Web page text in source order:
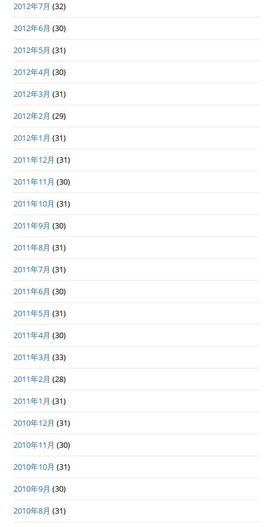
2012年7月 (32)
2012年6月 (30)
2012年5月 (31)
2012年4月 (30)
2012年3月 (31)
2012年2月 (29)
2012年1月 (31)
2011年12月 (31)
2011年11月 (30)
2011年10月 (31)
2011年9月 (30)
2011年8月 (31)
2011年7月 (31)
2011年6月 (30)
2011年5月 (31)
2011年4月 (30)
2011年3月 (33)
2011年2月 (28)
2011年1月 (31)
2010年12月 (31)
2010年11月 (30)
2010年10月 (31)
2010年9月 (30)
2010年8月 (31)